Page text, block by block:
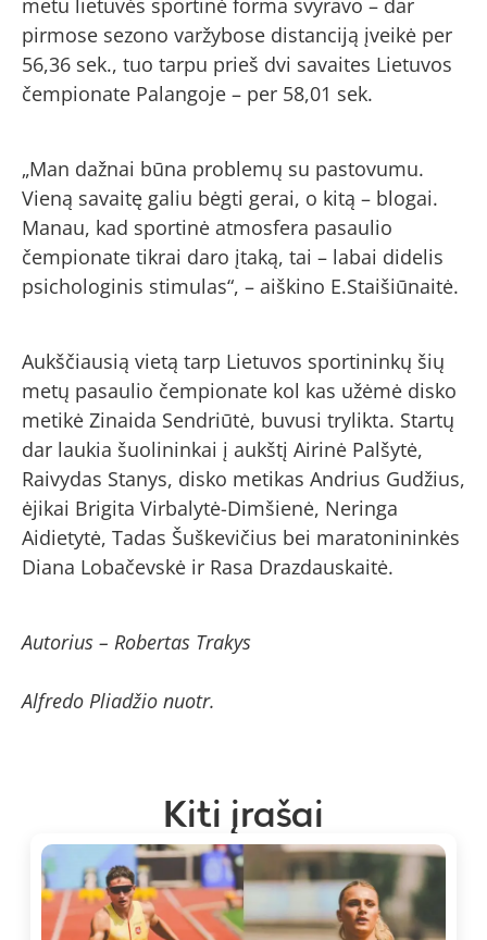
metu lietuvės sportinė forma svyravo – dar
pirmose sezono varžybose distanciją įveikė per
56,36 sek., tuo tarpu prieš dvi savaites Lietuvos
čempionate Palangoje – per 58,01 sek.
„Man dažnai būna problemų su pastovumu.
Vieną savaitę galiu bėgti gerai, o kitą – blogai.
Manau, kad sportinė atmosfera pasaulio
čempionate tikrai daro įtaką, tai – labai didelis
psichologinis stimulas“, – aiškino E.Staišiūnaitė.
Aukščiausią vietą tarp Lietuvos sportininkų šių
metų pasaulio čempionate kol kas užėmė disko
metikė Zinaida Sendriūtė, buvusi trylikta. Startų
dar laukia šuolininkai į aukštį Airinė Palšytė,
Raivydas Stanys, disko metikas Andrius Gudžius,
ėjikai Brigita Virbalytė-Dimšienė, Neringa
Aidietytė, Tadas Šuškevičius bei maratonininkės
Diana Lobačevskė ir Rasa Drazdauskaitė.
Autorius – Robertas Trakys
Alfredo Pliadžio nuotr.
Kiti įrašai